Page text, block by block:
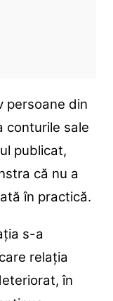
persoane din
conturile sale
publicat,
că nu a
în practică.
s-a
relația
în